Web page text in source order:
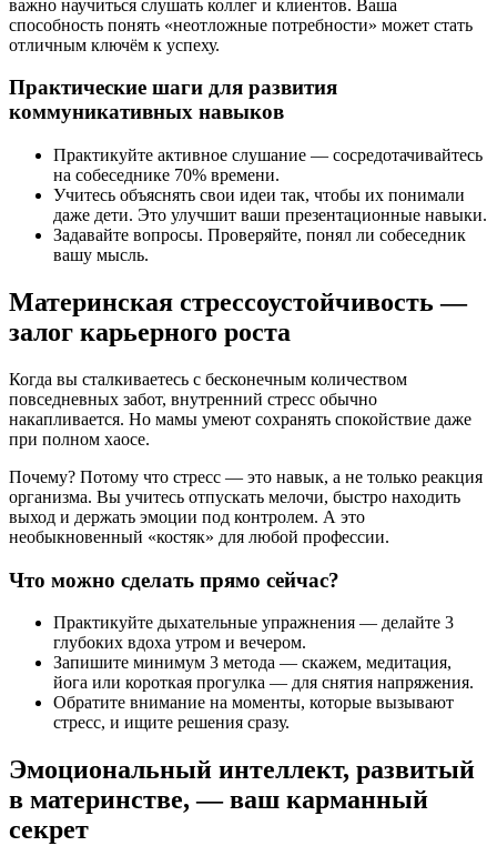
важно научиться слушать коллег и клиентов. Ваша
способность понять «неотложные потребности» может стать
отличным ключём к успеху.
Практические шаги для развития
коммуникативных навыков
Практикуйте активное слушание — сосредотачивайтесь
на собеседнике 70% времени.
Учитесь объяснять свои идеи так, чтобы их понимали
даже дети. Это улучшит ваши презентационные навыки.
Задавайте вопросы. Проверяйте, понял ли собеседник
вашу мысль.
Материнская стрессоустойчивость —
залог карьерного роста
Когда вы сталкиваетесь с бесконечным количеством
повседневных забот, внутренний стресс обычно
накапливается. Но мамы умеют сохранять спокойствие даже
при полном хаосе.
Почему? Потому что стресс — это навык, а не только реакция
организма. Вы учитесь отпускать мелочи, быстро находить
выход и держать эмоции под контролем. А это
необыкновенный «костяк» для любой профессии.
Что можно сделать прямо сейчас?
Практикуйте дыхательные упражнения — делайте 3
глубоких вдоха утром и вечером.
Запишите минимум 3 метода — скажем, медитация,
йога или короткая прогулка — для снятия напряжения.
Обратите внимание на моменты, которые вызывают
стресс, и ищите решения сразу.
Эмоциональный интеллект, развитый
в материнстве, — ваш карманный
секрет